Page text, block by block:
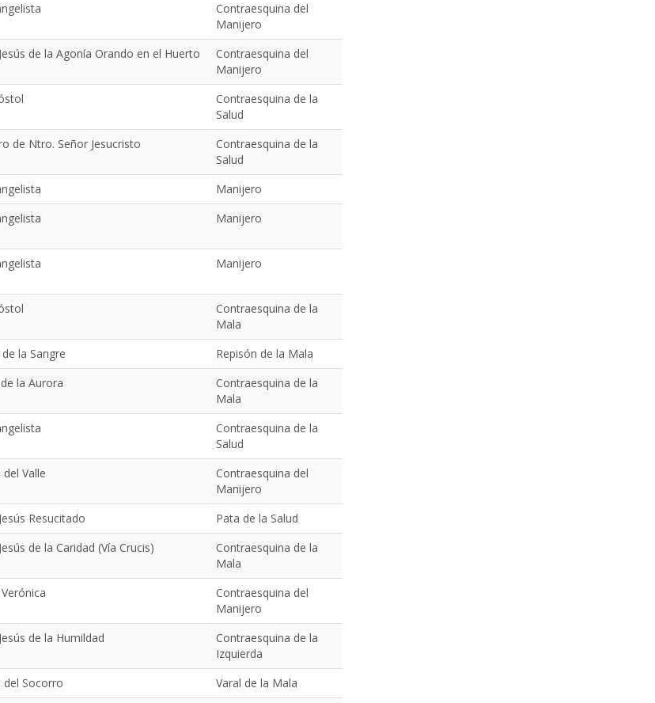
Contraesquina del
Manijero
de la Agonía Orando en el Huerto
Contraesquina del
Manijero
Contraesquina de la
Salud
de Ntro. Señor Jesucristo
Contraesquina de la
Salud
Manijero
Manijero
Manijero
Contraesquina de la
Mala
la Sangre
Repisón de la Mala
la Aurora
Contraesquina de la
Mala
Contraesquina de la
Salud
Valle
Contraesquina del
Manijero
Resucitado
Pata de la Salud
de la Caridad (Vía Crucis)
Contraesquina de la
Mala
Contraesquina del
Manijero
de la Humildad
Contraesquina de la
Izquierda
del Socorro
Varal de la Mala